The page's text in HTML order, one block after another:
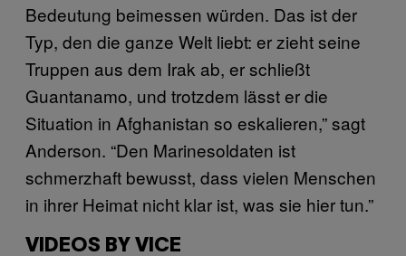
Bedeutung beimessen würden. Das ist der
Typ, den die ganze Welt liebt: er zieht seine
Truppen aus dem Irak ab, er schließt
Guantanamo, und trotzdem lässt er die
Situation in Afghanistan so eskalieren,” sagt
Anderson. “Den Marinesoldaten ist
schmerzhaft bewusst, dass vielen Menschen
in ihrer Heimat nicht klar ist, was sie hier tun.”
VIDEOS BY VICE